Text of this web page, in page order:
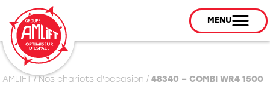
MENU
AMLIFT/Nos chariots d'occasion /48340 – COMBI WR4 1500